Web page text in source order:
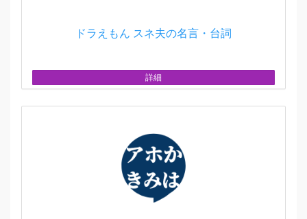
ドラえもん スネ夫の名言・台詞
詳細